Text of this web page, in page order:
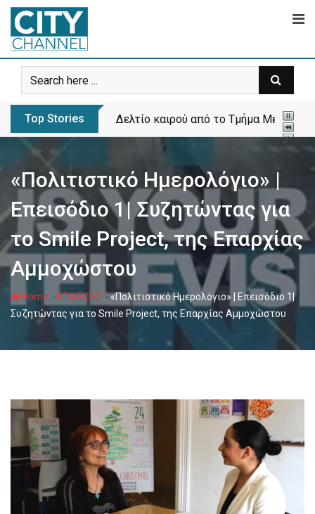
Skip
content
Top Stories Δελτίο καιρού από το Τμήμα
«Πολιτιστικό Ημερολόγιο» |
Επεισόδιο 1| Συζητώντας για
το Smile Project, της Επαρχίας
Αμμοχώστου
Home - ΕΠΑΡΧΙΕΣ -«Πολιτιστικό Ημερολόγιο» | Επεισόδιο 1|
Συζητώντας για το Smile Project, της Επαρχίας Αμμοχώστου